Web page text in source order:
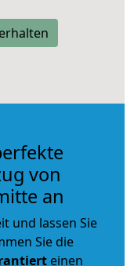
von
an
und lassen Sie
Sie die
einen